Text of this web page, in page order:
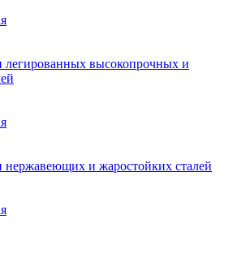
легированных высокопрочных и
нержавеющих и жаростойких сталей